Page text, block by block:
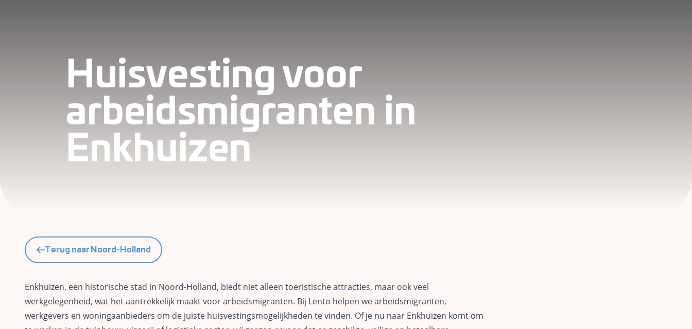
Huisvesting voor
arbeidsmigranten in
Enkhuizen
Terug naar Noord-Holland
Enkhuizen, een historische stad in Noord-Holland, biedt niet alleen toeristische attracties, maar ook veel
werkgelegenheid, wat het aantrekkelijk maakt voor arbeidsmigranten. Bij Lento helpen we arbeidsmigranten,
werkgevers en woningaanbieders om de juiste huisvestingsmogelijkheden te vinden. Of je nu naar Enkhuizen komt om